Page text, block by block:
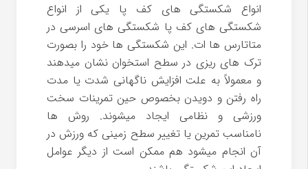
انواع شکستگی های کف پا یکی از انواع
شکستگی های کف پا شکستگی های اسرسی در
متاتارس ها ات. این شکستگی ها خود را بصورت
ترک های ریزی در سطح استخوان نشان میدهند
و معمولاً به علت افزایش ناگهانی شدت یا مدت
راه رفتن و دویدن بخصوص حین تمرینات سخت
ورزشی و نظامی ایجاد میشوند. روش ها
نامناسب تمرین یا تغییر سطح زمینی که ورزش در
آن انجام میشود هم ممکن است از دیگر عوامل